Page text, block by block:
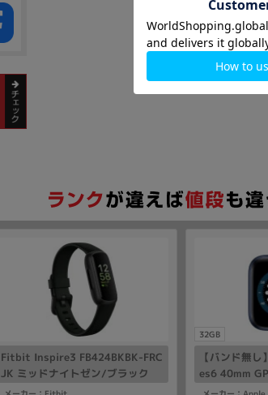
Fitbit Inspire3 FB424BKBK-FRC
JK ミッドナイトゼン/ブラック
32GB
【バンド無
es6 40mm
L/A A2291【